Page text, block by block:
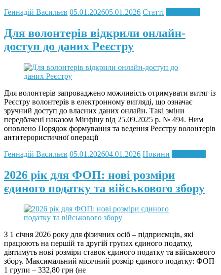
Геннадій Васильєв 05.01.202605.01.2026 Статті
Для волонтерів відкрили онлайн-
доступ до даних Реєстру
Для волонтерів запроваджено можливість отримувати витяг із
Реєстру волонтерів в електронному вигляді, що означає
зручний доступ до власних даних онлайн. Такі зміни
передбачені наказом Мінфіну від 25.09.2025 р. № 494. Ним
оновлено Порядок формування та ведення Реєстру волонтерів
антитерористичної операції
Геннадій Васильєв 05.01.202604.01.2026 Новини
2026 рік для ФОП: нові розміри
єдиного податку та військового збору
З 1 січня 2026 року для фізичних осіб – підприємців, які
працюють на першій та другій групах єдиного податку,
діятимуть нові розміри ставок єдиного податку та військового
збору. Максимальний місячний розмір єдиного податку: ФОП
1 групи – 332,80 грн (не